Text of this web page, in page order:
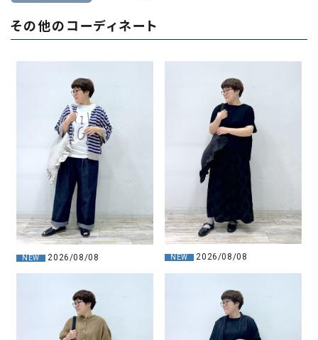
その他のコーディネート
NEW 2026/08/08 NEW 2026/08/08